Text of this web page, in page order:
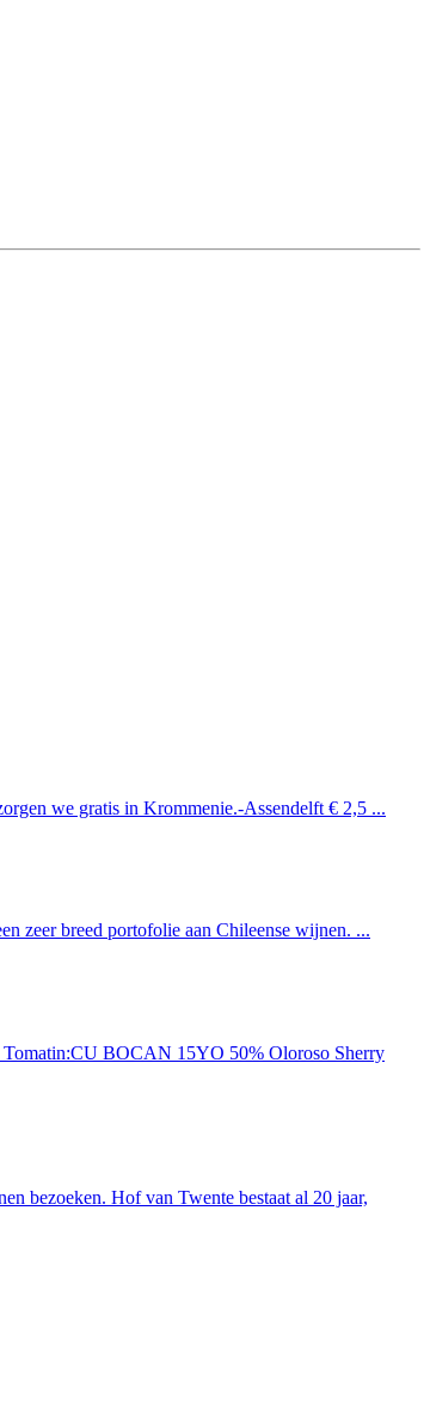
we gratis in Krommenie.-Assendelft € 2,5 ...
zeer breed portofolie aan Chileense wijnen. ...
BOCAN 15YO 50% Oloroso Sherry
bezoeken. Hof van Twente bestaat al 20 jaar,